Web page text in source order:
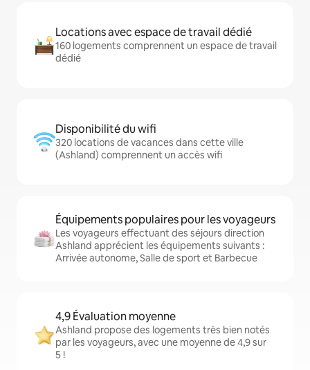
Locations avec espace de travail dédié
160 logements comprennent un espace de travail
dédié
Disponibilité du wifi
320 locations de vacances dans cette ville
(Ashland) comprennent un accès wifi
Équipements populaires pour les voyageurs
Les voyageurs effectuant des séjours direction
Ashland apprécient les équipements suivants :
Arrivée autonome, Salle de sport et Barbecue
4,9 Évaluation moyenne
Ashland propose des logements très bien notés
par les voyageurs, avec une moyenne de 4,9 sur
5 !